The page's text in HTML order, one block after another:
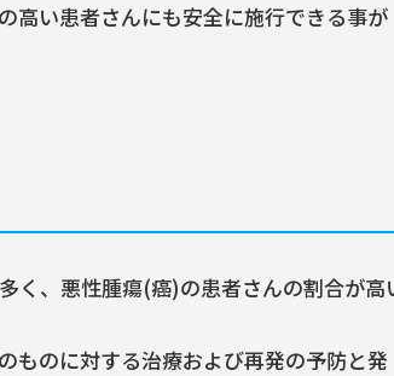
高い患者さんにも安全に施行できる事が
く、悪性腫瘍(癌)の患者さんの割合が高
ものに対する治療および再発の予防と発